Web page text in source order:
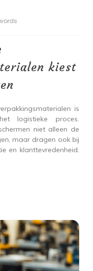
kiest
is
logistieke proces.
niet alleen de
maar dragen ook bij
en klanttevredenheid.